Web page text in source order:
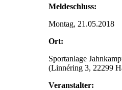
Meldeschluss:
Montag, 21.05.2018
Ort:
Sportanlage
(Linnéring 3, 22299
Veranstalter: